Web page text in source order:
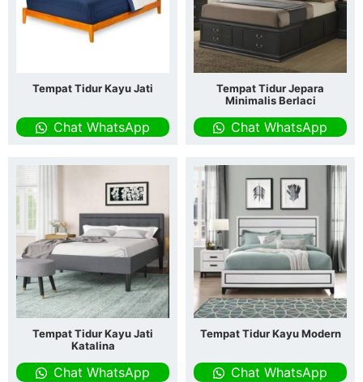
Tempat Tidur Kayu Jati
Chat WhatsApp
Tempat Tidur Jepara
Minimalis Berlaci
Chat WhatsApp
Tempat Tidur Kayu Jati
Katalina
Chat WhatsApp
Tempat Tidur Kayu Modern
Chat WhatsApp